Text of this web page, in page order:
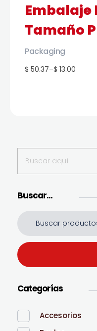
Embalaje
Tamaño
$ 13.00
–
$ 50.37
Packaging
Buscar…
Categorías
Accesorios